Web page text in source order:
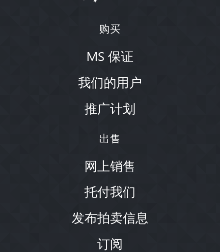
购买
MS 保证
我们的用户
推广计划
出售
网上销售
托付我们
发布拍卖信息
订阅